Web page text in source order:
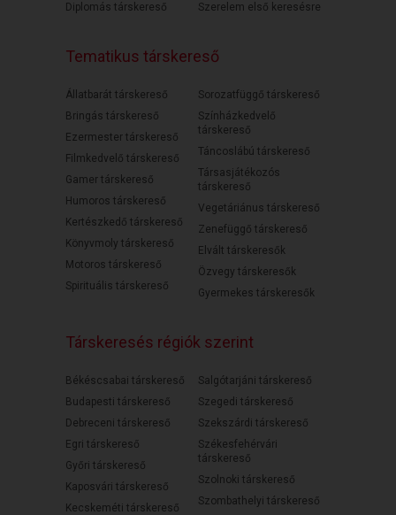
Diplomás társkereső
Szerelem első keresésre
Tematikus társkereső
Állatbarát társkereső
Bringás társkereső
Ezermester társkereső
Filmkedvelő társkereső
Gamer társkereső
Humoros társkereső
Kertészkedő társkereső
Könyvmoly társkereső
Motoros társkereső
Spirituális társkereső
Sorozatfüggő társkereső
Színházkedvelő
társkereső
Táncoslábú társkereső
Társasjátékozós
társkereső
Vegetáriánus társkereső
Zenefüggő társkereső
Elvált társkeresők
Özvegy társkeresők
Gyermekes társkeresők
Társkeresés régiók szerint
Békéscsabai társkereső
Budapesti társkereső
Debreceni társkereső
Egri társkereső
Győri társkereső
Kaposvári társkereső
Kecskeméti társkereső
Salgótarjáni társkereső
Szegedi társkereső
Szekszárdi társkereső
Székesfehérvári
társkereső
Szolnoki társkereső
Szombathelyi társkereső